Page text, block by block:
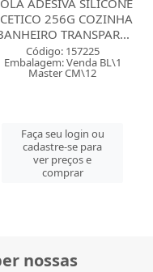
256G COZINHA
TRANSPAR...
Código: 157225
Embalagem: Venda BL\1
Master CM\12
Faça seu login ou
cadastre-se para
ver preços e
comprar
nossas